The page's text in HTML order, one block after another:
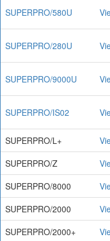
SUPERPRO/580U
SUPERPRO/280U
SUPERPRO/9000U
SUPERPRO/IS02
SUPERPRO/L+
SUPERPRO/Z
SUPERPRO/8000
SUPERPRO/2000
SUPERPRO/2000+